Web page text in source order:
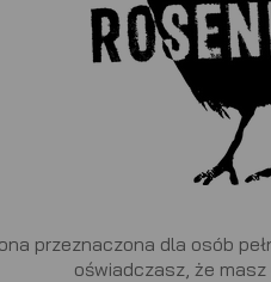
przeznaczona dla osób
oświadczasz, że